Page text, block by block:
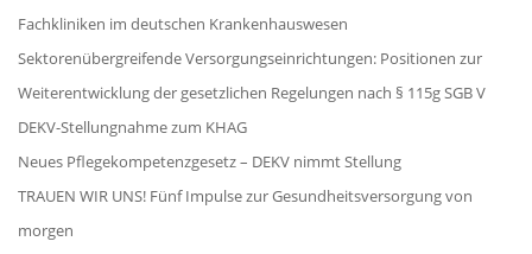
Fachkliniken im deutschen Krankenhauswesen
Sektorenübergreifende Versorgungseinrichtungen: Positionen zur
Weiterentwicklung der gesetzlichen Regelungen nach § 115g SGB V
DEKV-Stellungnahme zum KHAG
Neues Pflegekompetenzgesetz – DEKV nimmt Stellung
TRAUEN WIR UNS! Fünf Impulse zur Gesundheitsversorgung von
morgen